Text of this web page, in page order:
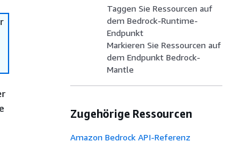
Taggen Sie Ressourcen auf
dem Bedrock-Runtime-
Endpunkt
Markieren Sie Ressourcen auf
dem Endpunkt Bedrock-
Mantle
Zugehörige Ressourcen
Amazon Bedrock API-Referenz